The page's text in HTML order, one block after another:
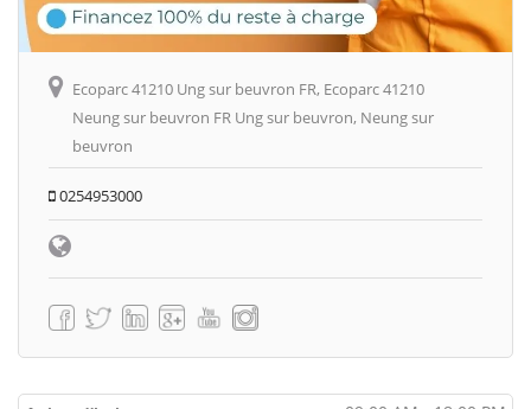
Ecoparc 41210 Ung sur beuvron FR, Ecoparc 41210
Neung sur beuvron FR Ung sur beuvron, Neung sur
beuvron
0254953000